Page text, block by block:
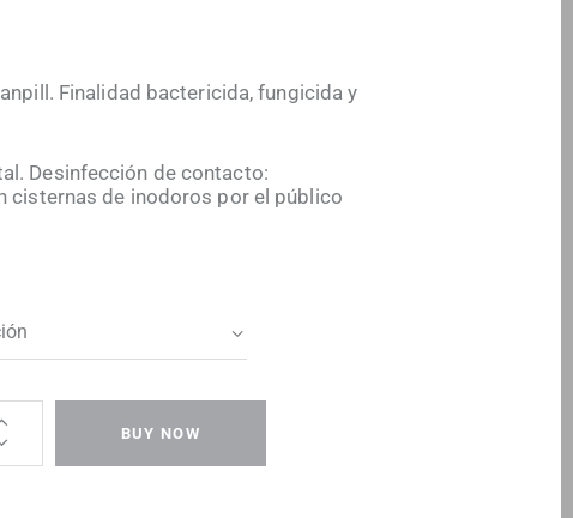
Finalidad bactericida, fungicida y
Desinfección de contacto:
cisternas de inodoros por el público
BUY NOW